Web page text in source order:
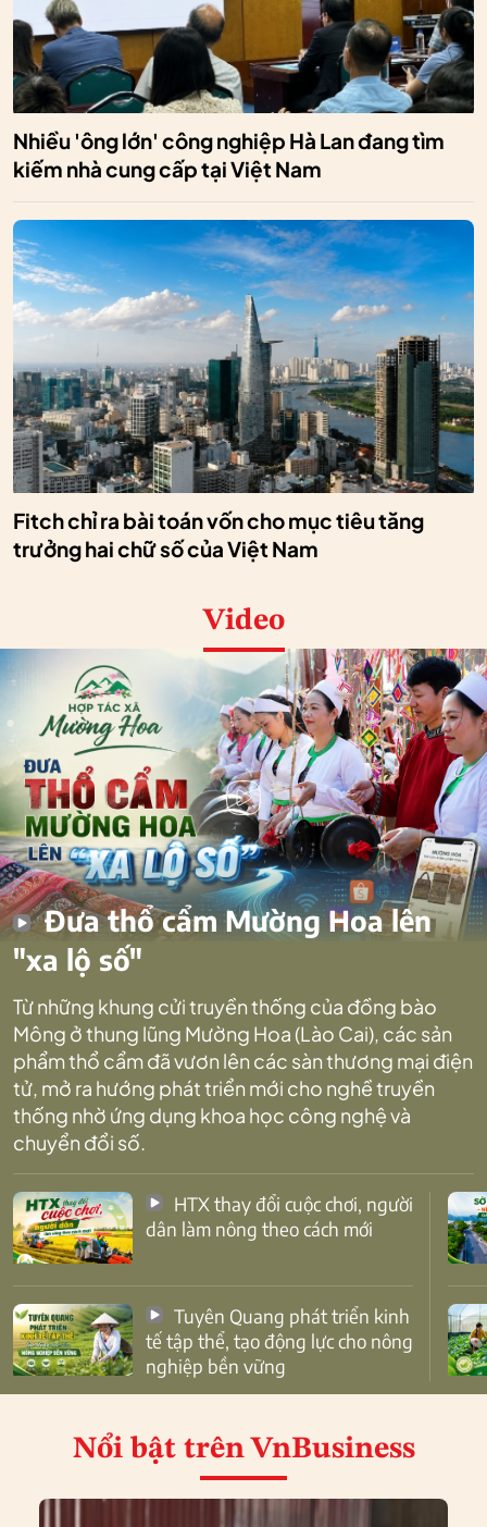
Nhiều 'ông lớn' công nghiệp Hà Lan đang tìm
kiếm nhà cung cấp tại Việt Nam
Fitch chỉ ra bài toán vốn cho mục tiêu tăng
trưởng hai chữ số của Việt Nam
Video
Đưa thổ cẩm Mường Hoa lên
"xa lộ số"
Từ những khung cửi truyền thống của đồng bào
Mông ở thung lũng Mường Hoa (Lào Cai), các sản
phẩm thổ cẩm đã vươn lên các sàn thương mại điện
tử, mở ra hướng phát triển mới cho nghề truyền
thống nhờ ứng dụng khoa học công nghệ và
chuyển đổi số.
dân làm nông theo cách mới
tế tập thể, tạo động lực cho nông
nghiệp bền vững
Nổi bật trên VnBusiness